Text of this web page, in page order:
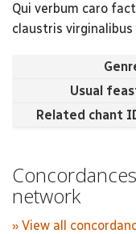
Qui verbum caro
claustris
Usual
Related chant
network
» View all